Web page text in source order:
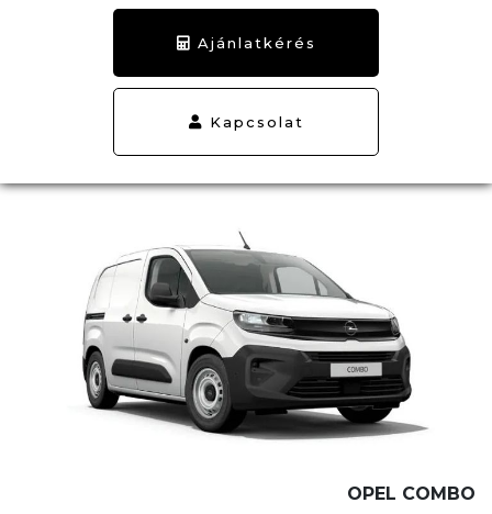
Ajánlatkérés
Kapcsolat
OPEL COMBO